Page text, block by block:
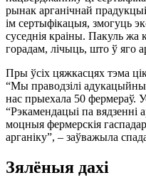
рынак арганічнай
ім сертыфікацыя, змогуць
суседнія краіны. Пакуль жа
горадам, лічыць, што ў яго
Пры ўсіх цяжкасцях тэма
“Мы праводзілі
нас прыехала 50 фермераў.
“Рэкамендацыі па вядзенні
моцныя фермерскія
арганіку”, – заўважыла
Зялёныя дахі